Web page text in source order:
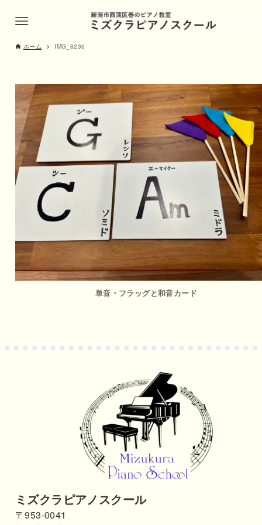
ホーム IMG_8236
単音・フラッグと和音カード
ミズクラピアノスクール
〒953-0041